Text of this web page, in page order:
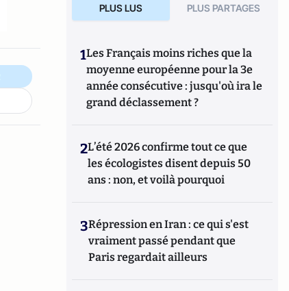
PLUS LUS PLUS PARTAGES
1Les Français moins riches que la
moyenne européenne pour la 3e
année consécutive : jusqu'où ira le
grand déclassement ?
2L’été 2026 confirme tout ce que
les écologistes disent depuis 50
ans : non, et voilà pourquoi
3Répression en Iran : ce qui s'est
vraiment passé pendant que
Paris regardait ailleurs